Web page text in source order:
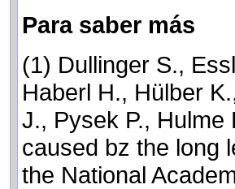
Para saber más
(1) Dullinger S.,
Haberl H., Hülber
J., Pysek P.,
caused bz the long
the National